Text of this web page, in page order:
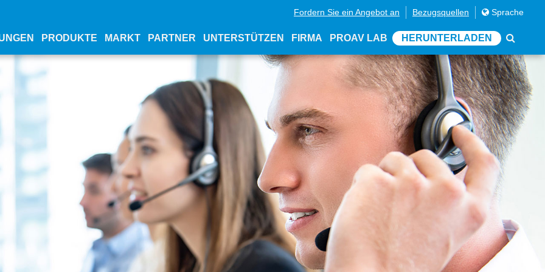
Fordern Sie ein Angebot an Bezugsquellen Sprache
PRODUKTE MARKT PARTNER UNTERSTÜTZEN FIRMA PROAV LAB HERUNTERLADEN